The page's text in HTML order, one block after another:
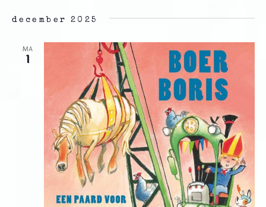
december 2025
MA
1